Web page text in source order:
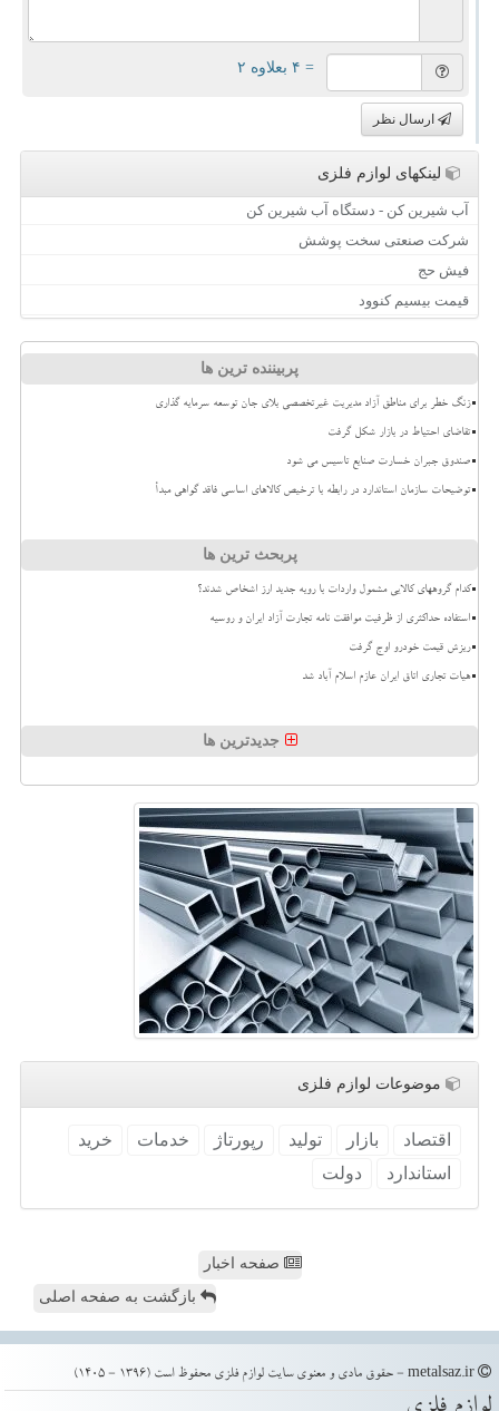
= ۴ بعلاوه ۲
ارسال نظر
لینکهای لوازم فلزی
آب شیرین کن - دستگاه آب شیرین کن
شرکت صنعتی سخت پوشش
فیش حج
قیمت بیسیم کنوود
پربیننده ترین ها
زنگ خطر برای مناطق آزاد مدیریت غیرتخصصی بلای جان توسعه سرمایه گذاری
تقاضای احتیاط در بازار شکل گرفت
صندوق جبران خسارت صنایع تاسیس می شود
توضیحات سازمان استاندارد در رابطه با ترخیص کالاهای اساسی فاقد گواهی مبدأ
پربحث ترین ها
کدام گروههای کالایی مشمول واردات با رویه جدید ارز اشخاص شدند؟
استفاده حداکثری از ظرفیت موافقت نامه تجارت آزاد ایران و روسیه
ریزش قیمت خودرو اوج گرفت
هیات تجاری اتاق ایران عازم اسلام آباد شد
جدیدترین ها
موضوعات لوازم فلزی
اقتصاد بازار تولید رپورتاژ خدمات
خرید
استاندارد
دولت
صفحه اخبار
بازگشت به صفحه اصلی